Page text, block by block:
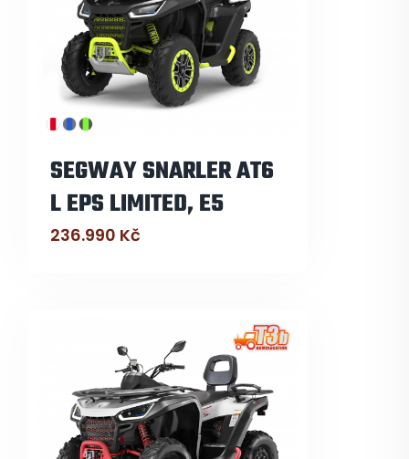
SEGWAY SNARLER AT6
L EPS LIMITED, E5
236.990 Kč